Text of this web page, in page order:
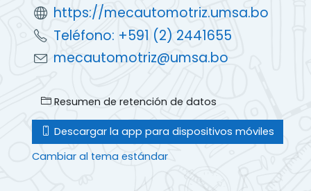
https://mecautomotriz.umsa.bo
Teléfono: +591 (2) 2441655
mecautomotriz@umsa.bo
Resumen de retención de datos
Descargar la app para dispositivos móviles
Cambiar al tema estándar